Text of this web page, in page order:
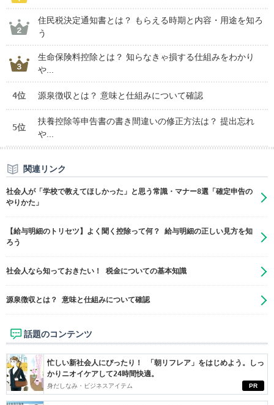
住民税決定通知書とは？ もらえる時期と内容・用途を知ろ
う
生命保険料控除とは？ 知らなきゃ損する仕組みをわかり
や...
4位 源泉徴収とは？ 意味と仕組みについて確認
5位
扶養控除等申告書の書き間違いの修正方法は？ 提出忘れ
や...
関連リンク
社会人が「学校で教えてほしかった」と思う常識・マナー8選「確定申告の
やりかた」
【給与明細のトリセツ】よく聞く控除って何？ 給与明細の正しい見方を知
ろう
社会人なら知っておきたい！ 税金についての基本知識
源泉徴収とは？ 意味と仕組みについて確認
話題のコンテンツ
PR
忙しい新社会人にぴったり！ 「朝リフレア」をはじめよう。しっ
かりニオイケアして24時間快適。
身だしなみ・ビジネスアイテム